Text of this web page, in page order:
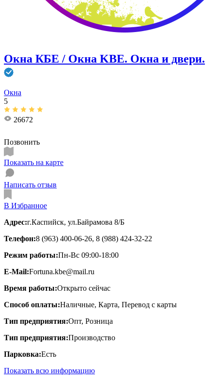
Окна КБЕ / Окна KBE. Окна и двери.
Окна
5
26672
Позвонить
Показать на карте
Написать отзыв
В Избранное
Адрес:г.Каспийск, ул.Байрамова 8/Б
Телефон:8 (963) 400-06-26, 8 (988) 424-32-22
Режим работы:Пн-Вс 09:00-18:00
E-Mail:Fortuna.kbe@mail.ru
Время работы:Открыто сейчас
Способ оплаты:Наличные, Карта, Перевод с карты
Тип предприятия:Опт, Розница
Тип предприятия:Производство
Парковка:Есть
Показать всю информацию